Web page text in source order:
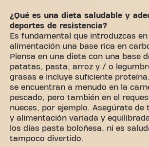
¿Qué es una dieta saludable y
deportes de resistencia?
Es fundamental que introduzcas
alimentación una base rica en
Piensa en una dieta con una base
patatas, pasta, arroz y / o
grasas e incluye suficiente
se encuentran a menudo en la
pescado, pero también en el
nueces, por ejemplo. Asegúrate de
y alimentación variada y
los días pasta boloñesa, ni es
tampoco divertido.